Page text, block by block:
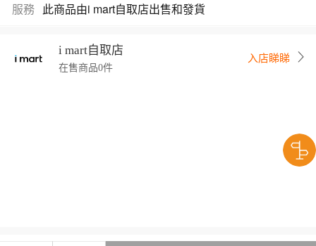
服務 此商品由i mart自取店出售和發貨
i mart自取店
在售商品0件
入店睇睇